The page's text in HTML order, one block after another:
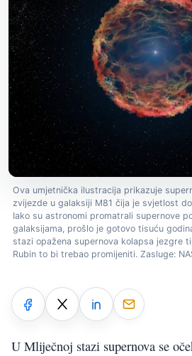
Ova umjetnička ilustracija prikazuje
zvijezde u galaksiji M81 čija je svjetlost
Iako su astronomi promatrali supernove
galaksijama, prošlo je gotovo tisuću
stazi opažena supernova kolapsa jezgre
Rubin to bi trebao promijeniti. Zasluge:
U Mliječnoj stazi supernova se